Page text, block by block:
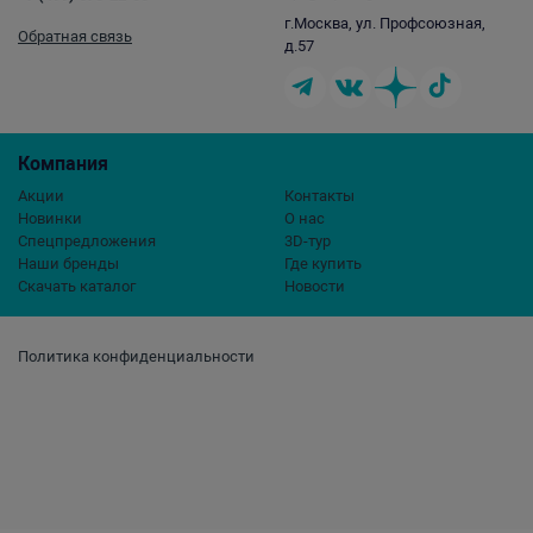
Политика конфиденциальности
Компания
Акции
Новинки
Спецпредложения
Наши бренды
Скачать каталог
Контакты
О нас
3D-тур
Где купить
Новости
Обратная связь
г.Москва, ул. Профсоюзная,
д.57